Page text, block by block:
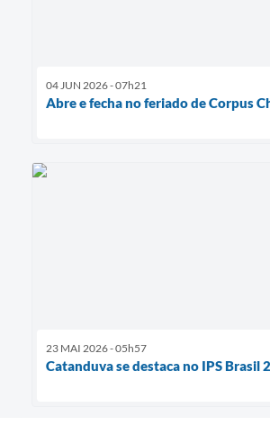
04 JUN 2026 - 07h21
Abre e fecha no feriado de Corpus
23 MAI 2026 - 05h57
Catanduva se destaca no IPS Brasil